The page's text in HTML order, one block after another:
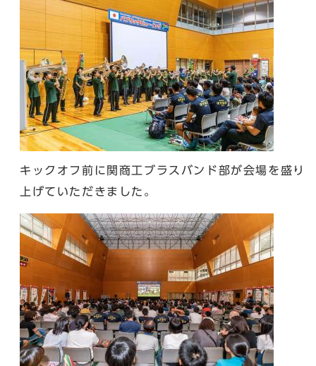
キックオフ前に関商工ブラスバンド部が会場を盛り
上げていただきました。